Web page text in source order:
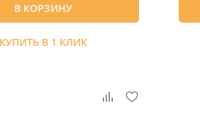
В КОРЗИНУ
КУПИТЬ В 1 КЛИК